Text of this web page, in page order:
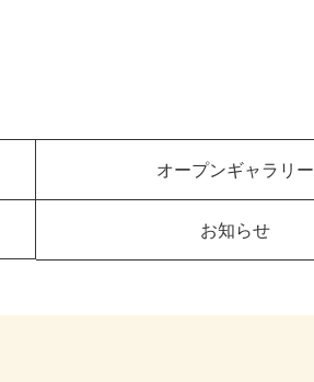
オープンギャラリー
お知らせ